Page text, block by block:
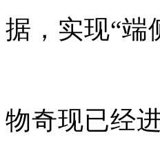
据，实现“端
物奇现已经